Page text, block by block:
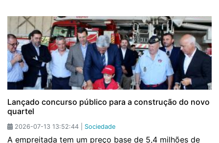
Lançado concurso público para a construção do novo
quartel
2026-07-13 13:52:44 | Sociedade
A empreitada tem um preço base de 5,4 milhões de